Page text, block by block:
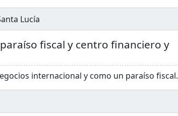
Lucía
fiscal y centro financiero y
internacional y como un paraíso fiscal.